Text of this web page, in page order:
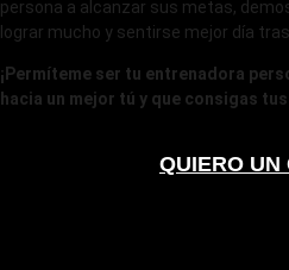
persona a alcanzar sus metas,
lograr mucho y sentirse mejor día tras
¡Permíteme ser tu entrenadora
hacia un mejor tú y que consigas
QUIERO UN